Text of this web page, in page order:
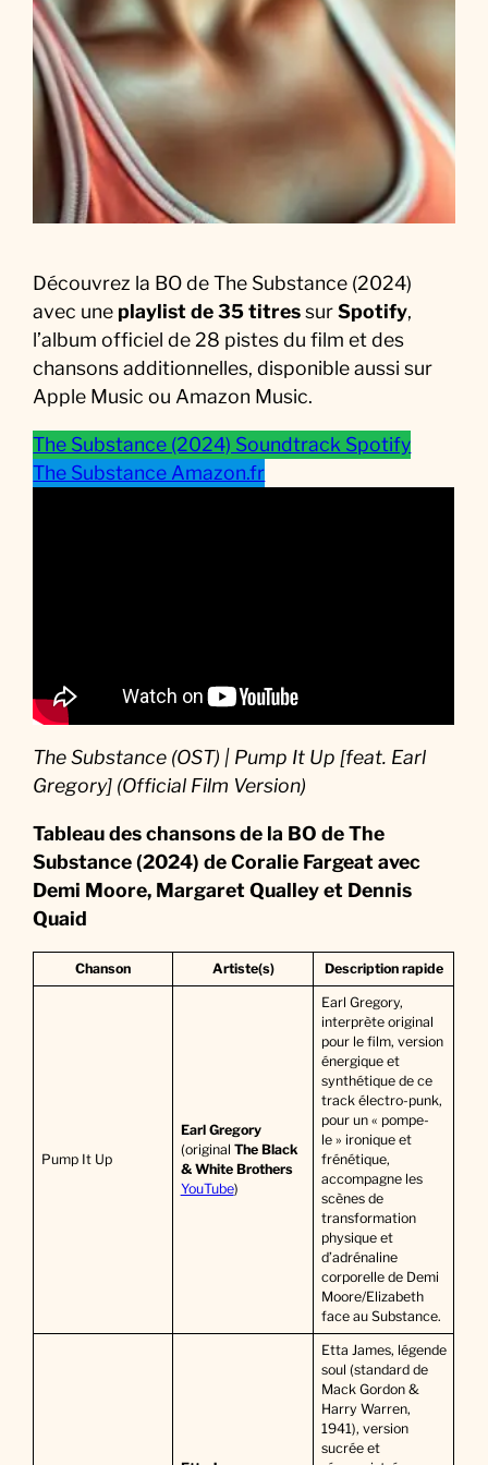
i
d
u
Découvrez la BO de The Substance (2024)
avec une playlist de 35 titressurSpotify,
l’album officiel de 28 pistes du film et des
chansons additionnelles, disponible aussi sur
Apple Music ou Amazon Music.
The Substance (2024) Soundtrack Spotify
The Substance Amazon.fr
The Substance (OST) | Pump It Up [feat. Earl
Gregory] (Official Film Version)
Tableau des chansons de la BO de The
Substance (2024) de Coralie Fargeat avec
Demi Moore, Margaret Qualley et Dennis
Quaid
Chanson Artiste(s) Description rapide
Pump It Up
Earl Gregory
(original The Black
& White Brothers
YouTube)
Earl Gregory,
interprète original
pour le film, version
énergique et
synthétique de ce
track électro-punk,
pour un « pompe-
le » ironique et
frénétique,
accompagne les
scènes de
transformation
physique et
d’adrénaline
corporelle de Demi
Moore/Elizabeth
face au Substance.
Etta James, légende
soul (standard de
Mack Gordon &
Harry Warren,
1941), version
sucrée et